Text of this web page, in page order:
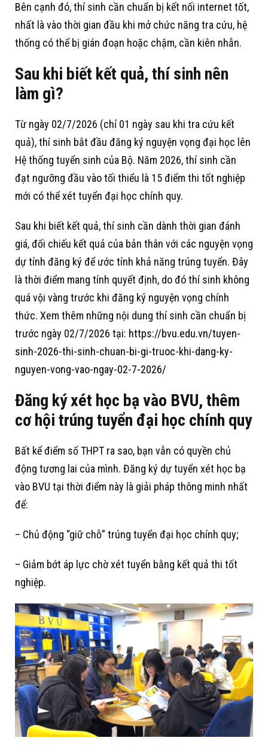
Bên cạnh đó, thí sinh cần chuẩn bị kết nối internet tốt,
nhất là vào thời gian đầu khi mở chức năng tra cứu, hệ
thống có thể bị gián đoạn hoặc chậm, cần kiên nhẫn.
Sau khi biết kết quả, thí sinh nên
làm gì?
Từ ngày 02/7/2026 (chỉ 01 ngày sau khi tra cứu kết
quả), thí sinh bắt đầu đăng ký nguyện vọng đại học lên
Hệ thống tuyển sinh của Bộ. Năm 2026, thí sinh cần
đạt ngưỡng đầu vào tối thiểu là 15 điểm thi tốt nghiệp
mới có thể xét tuyển đại học chính quy.
Sau khi biết kết quả, thí sinh cần dành thời gian đánh
giá, đối chiếu kết quả của bản thân với các nguyện vọng
dự tính đăng ký để ước tính khả năng trúng tuyển. Đây
là thời điểm mang tính quyết định, do đó thí sinh không
quá vội vàng trước khi đăng ký nguyện vọng chính
thức. Xem thêm những nội dung thí sinh cần chuẩn bị
trước ngày 02/7/2026 tại: https://bvu.edu.vn/tuyen-
sinh-2026-thi-sinh-chuan-bi-gi-truoc-khi-dang-ky-
nguyen-vong-vao-ngay-02-7-2026/
Đăng ký xét học bạ vào BVU, thêm
cơ hội trúng tuyển đại học chính quy
Bất kể điểm số THPT ra sao, bạn vẫn có quyền chủ
động tương lai của mình. Đăng ký dự tuyển xét học bạ
vào BVU tại thời điểm này là giải pháp thông minh nhất
để:
– Chủ động “giữ chỗ” trúng tuyển đại học chính quy;
– Giảm bớt áp lực chờ xét tuyển bằng kết quả thi tốt
nghiệp.